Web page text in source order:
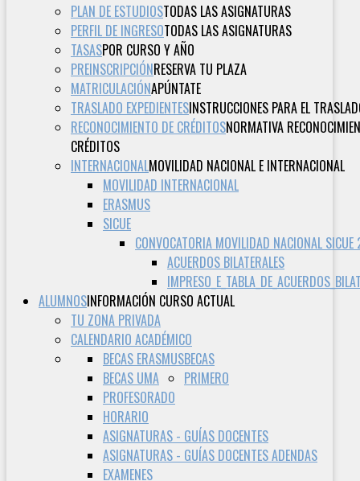
PLAN DE ESTUDIOSTODAS LAS ASIGNATURAS
PERFIL DE INGRESOTODAS LAS ASIGNATURAS
TASASPOR CURSO Y AÑO
PREINSCRIPCIÓNRESERVA TU PLAZA
MATRICULACIÓNAPÚNTATE
TRASLADO EXPEDIENTESINSTRUCCIONES PARA EL
RECONOCIMIENTO DE CRÉDITOSNORMATIVA
CRÉDITOS
INTERNACIONALMOVILIDAD NACIONAL E INTERNACIONAL
MOVILIDAD INTERNACIONAL
ERASMUS
SICUE
CONVOCATORIA MOVILIDAD NACIONAL
ACUERDOS BILATERALES
ALUMNOSINFORMACIÓN CURSO ACTUAL
TU ZONA PRIVADA
CALENDARIO ACADÉMICO
BECAS
BECAS ERASMUS
BECAS UMA
PRIMERO
PROFESORADO
HORARIO
ASIGNATURAS - GUÍAS DOCENTES
ASIGNATURAS - GUÍAS DOCENTES ADENDAS
EXAMENES